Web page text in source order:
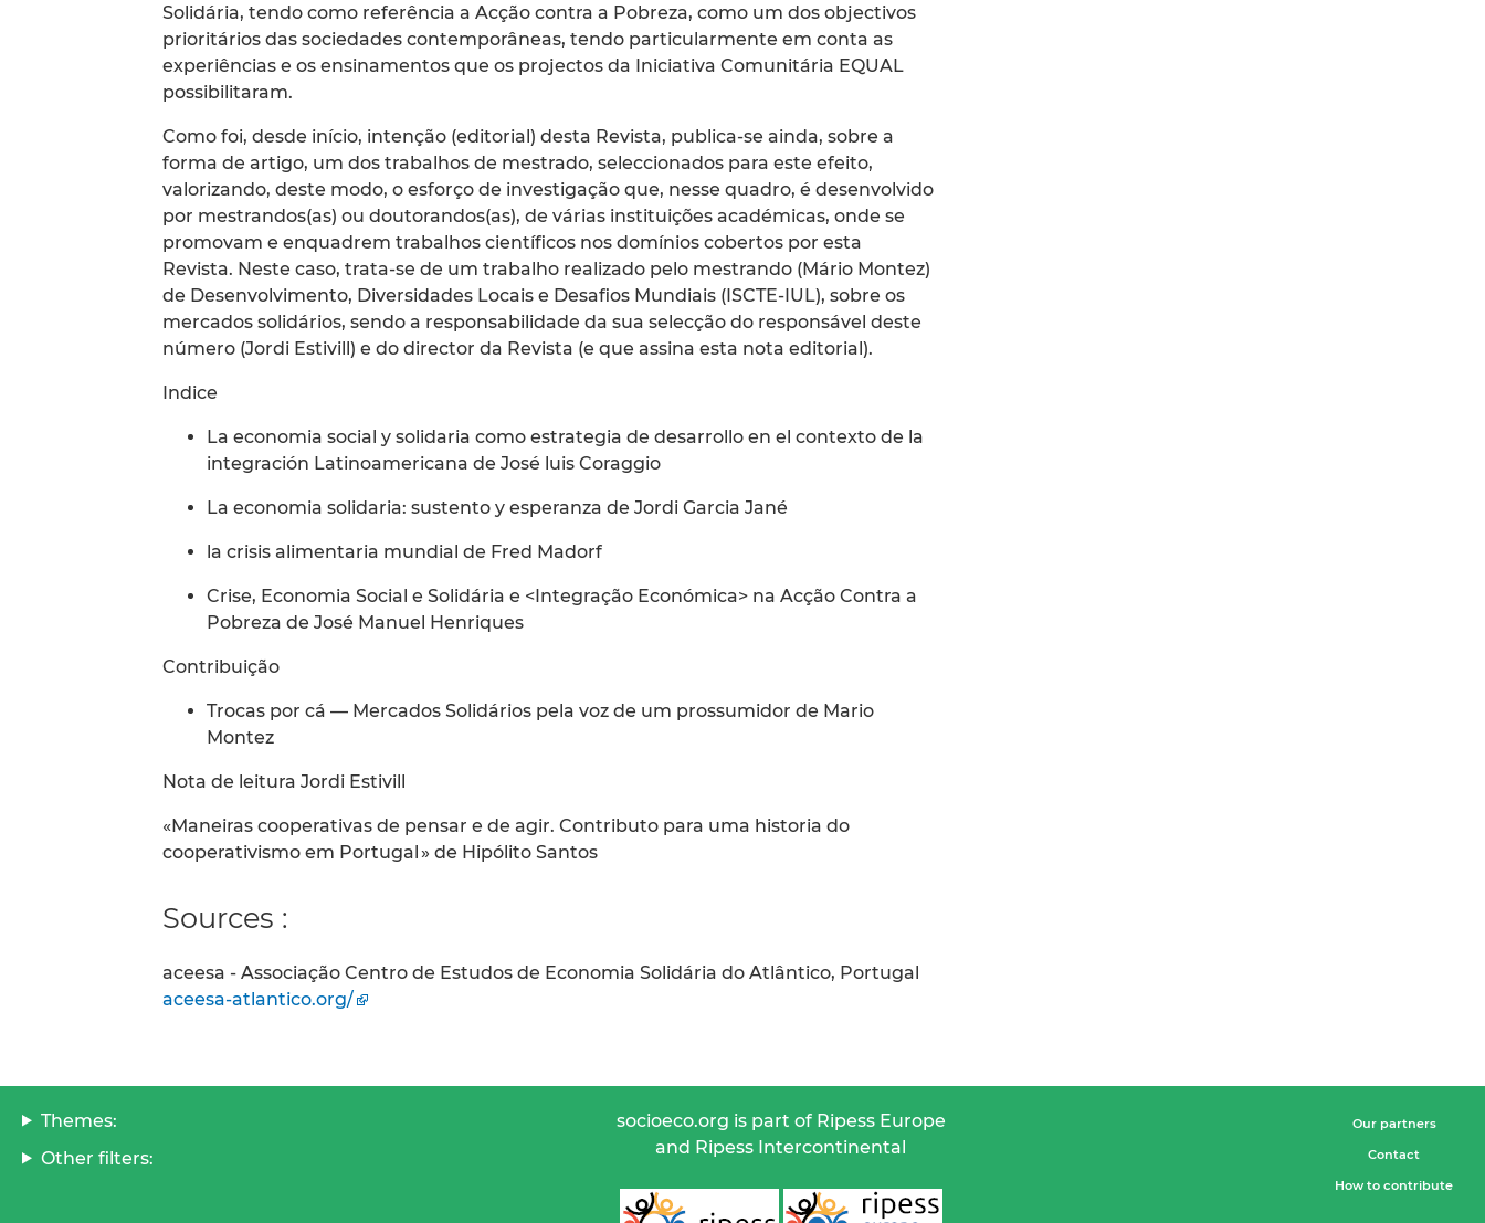
Solidária, tendo como referência a Acção contra a Pobreza, como um dos objectivos
prioritários das sociedades contemporâneas, tendo particularmente em conta as
experiências e os ensinamentos que os projectos da Iniciativa Comunitária EQUAL
possibilitaram.
Como foi, desde início, intenção (editorial) desta Revista, publica-se ainda, sobre a
forma de artigo, um dos trabalhos de mestrado, seleccionados para este efeito,
valorizando, deste modo, o esforço de investigação que, nesse quadro, é desenvolvido
por mestrandos(as) ou doutorandos(as), de várias instituições académicas, onde se
promovam e enquadrem trabalhos científicos nos domínios cobertos por esta
Revista. Neste caso, trata-se de um trabalho realizado pelo mestrando (Mário Montez)
de Desenvolvimento, Diversidades Locais e Desafios Mundiais (ISCTE-IUL), sobre os
mercados solidários, sendo a responsabilidade da sua selecção do responsável deste
número (Jordi Estivill) e do director da Revista (e que assina esta nota editorial).
Indice
La economia social y solidaria como estrategia de desarrollo en el contexto de la
integración Latinoamericana de José luis Coraggio
La economia solidaria: sustento y esperanza de Jordi Garcia Jané
la crisis alimentaria mundial de Fred Madorf
Crise, Economia Social e Solidária e <Integração Económica> na Acção Contra a
Pobreza de José Manuel Henriques
Contribuição
Trocas por cá — Mercados Solidários pela voz de um prossumidor de Mario
Montez
Nota de leitura Jordi Estivill
«Maneiras cooperativas de pensar e de agir. Contributo para uma historia do
cooperativismo em Portugal » de Hipólito Santos
Sources :
aceesa - Associação Centro de Estudos de Economia Solidária do Atlântico, Portugal
aceesa-atlantico.org/
Themes:
Other filters:
socioeco.org is part of Ripess Europe
and Ripess Intercontinental
Our partners
Contact
How to contribute